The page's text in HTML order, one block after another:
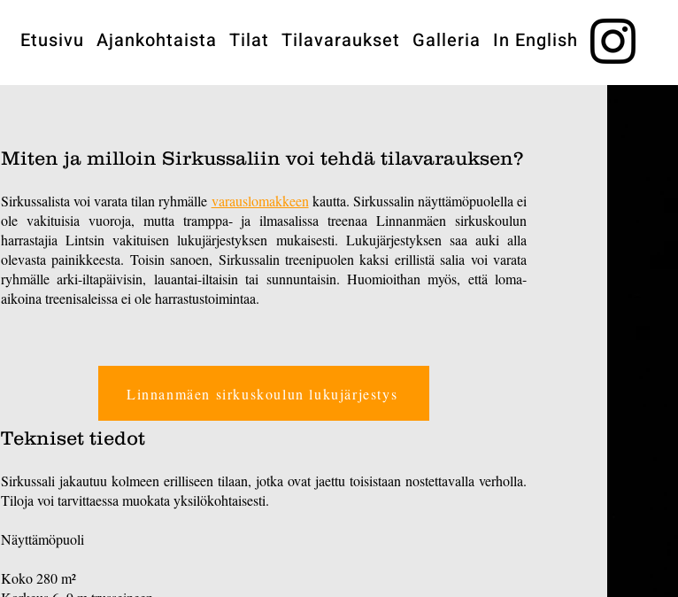
Etusivu Ajankohtaista Tilat Tilavaraukset Galleria In English
Miten ja milloin Sirkussaliin voi tehdä tilavarauksen?
Sirkussalista voi varata tilan ryhmälle varauslomakkeen kautta. Sirkussalin näyttämöpuolella ei
ole vakituisia vuoroja, mutta tramppa- ja ilmasalissa treenaa Linnanmäen sirkuskoulun
harrastajia Lintsin vakituisen lukujärjestyksen mukaisesti. Lukujärjestyksen saa auki alla
olevasta painikkeesta. Toisin sanoen, Sirkussalin treenipuolen kaksi erillistä salia voi varata
ryhmälle arki-iltapäivisin, lauantai-iltaisin tai sunnuntaisin. Huomioithan myös, että loma-
aikoina treenisaleissa ei ole harrastustoimintaa.
Tekniset tiedot
Sirkussali jakautuu kolmeen erilliseen tilaan, jotka ovat jaettu toisistaan nostettavalla verholla.
Tiloja voi tarvittaessa muokata yksilökohtaisesti.
Näyttämöpuoli
​Koko 280 m²
Linnanmäen sirkuskoulun lukujärjestys